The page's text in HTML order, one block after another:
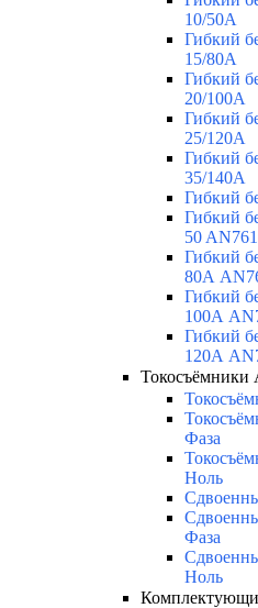
10/50A
Гибкий
15/80A
Гибкий
20/100A
Гибкий
25/120A
Гибкий
35/140A
Гибкий
Гибкий
50
Гибкий
80А
Гибкий
100А
Гибкий
120А
Токосъёмники
Фаза
Ноль
Фаза
Ноль